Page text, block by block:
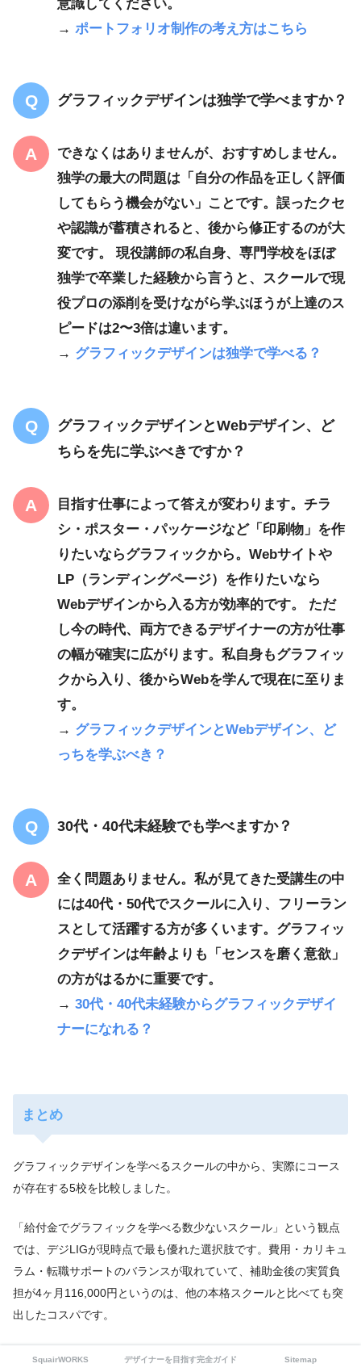
意識してください。
→ ポートフォリオ制作の考え方はこちら
グラフィックデザインは独学で学べますか？
できなくはありませんが、おすすめしません。
独学の最大の問題は「自分の作品を正しく評価
してもらう機会がない」ことです。誤ったクセ
や認識が蓄積されると、後から修正するのが大
変です。 現役講師の私自身、専門学校をほぼ
独学で卒業した経験から言うと、スクールで現
役プロの添削を受けながら学ぶほうが上達のス
ピードは2〜3倍は違います。
→ グラフィックデザインは独学で学べる？
グラフィックデザインとWebデザイン、ど
ちらを先に学ぶべきですか？
目指す仕事によって答えが変わります。チラ
シ・ポスター・パッケージなど「印刷物」を作
りたいならグラフィックから。Webサイトや
LP（ランディングページ）を作りたいなら
Webデザインから入る方が効率的です。 ただ
し今の時代、両方できるデザイナーの方が仕事
の幅が確実に広がります。私自身もグラフィッ
クから入り、後からWebを学んで現在に至りま
す。
→ グラフィックデザインとWebデザイン、ど
っちを学ぶべき？
30代・40代未経験でも学べますか？
全く問題ありません。私が見てきた受講生の中
には40代・50代でスクールに入り、フリーラン
スとして活躍する方が多くいます。グラフィッ
クデザインは年齢よりも「センスを磨く意欲」
の方がはるかに重要です。
→ 30代・40代未経験からグラフィックデザイ
ナーになれる？
まとめ
グラフィックデザインを学べるスクールの中から、実際にコース
が存在する5校を比較しました。
「給付金でグラフィックを学べる数少ないスクール」という観点
では、デジLIGが現時点で最も優れた選択肢です。費用・カリキュ
ラム・転職サポートのバランスが取れていて、補助金後の実質負
担が4ヶ月116,000円というのは、他の本格スクールと比べても突
出したコスパです。
どのスクールも、まず無料の説明会・体験レッスンから始められ
SquairWORKS デザイナーを目指す完全ガイド Sitemap